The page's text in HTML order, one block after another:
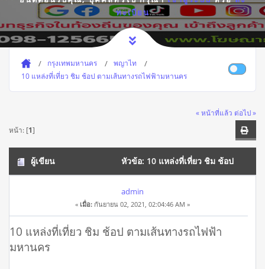
ทะเบียน
กรุงเทพมหานคร
พญาไท
10 แหล่งที่เที่ยว ชิม ช้อป ตามเส้นทางรถไฟฟ้ามหานคร
« หน้าที่แล้ว ต่อไป »
หน้า: [1]
ผู้เขียน หัวข้อ: 10 แหล่งที่เที่ยว ชิม ช้อป
ตามเส้นทางรถไฟฟ้ามหานคร (อ่าน 11144 ครั้ง)
admin
« เมื่อ: กันยายน 02, 2021, 02:04:46 AM »
10 แหล่งที่เที่ยว ชิม ช้อป ตามเส้นทางรถไฟฟ้า
มหานคร